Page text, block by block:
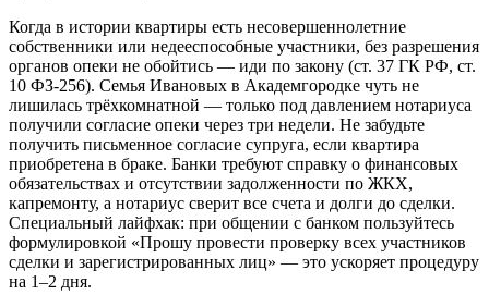
Когда в истории квартиры есть несовершеннолетние
собственники или недееспособные участники, без разрешения
органов опеки не обойтись — иди по закону (ст. 37 ГК РФ, ст.
10 ФЗ-256). Семья Ивановых в Академгородке чуть не
лишилась трёхкомнатной — только под давлением нотариуса
получили согласие опеки через три недели. Не забудьте
получить письменное согласие супруга, если квартира
приобретена в браке. Банки требуют справку о финансовых
обязательствах и отсутствии задолженности по ЖКХ,
капремонту, а нотариус сверит все счета и долги до сделки.
Специальный лайфхак: при общении с банком пользуйтесь
формулировкой «Прошу провести проверку всех участников
сделки и зарегистрированных лиц» — это ускоряет процедуру
на 1–2 дня.